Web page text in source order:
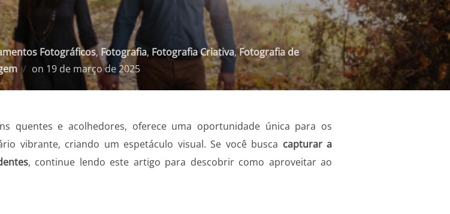
Fotográficos,Fotografia, Fotografia Criativa,Fotografia de
on Postado
19 de março de 2025
quentes e acolhedores, oferece uma oportunidade única para os
vibrante, criando um espetáculo visual. Se você busca capturar a
, continue lendo este artigo para descobrir como aproveitar ao